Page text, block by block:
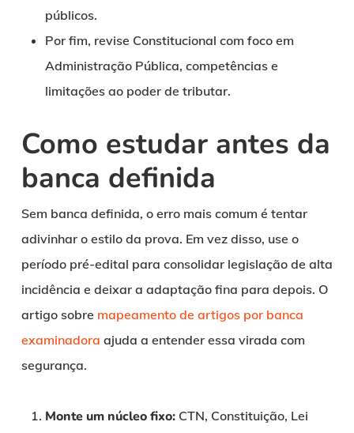
públicos.
Por fim, revise Constitucional com foco em
Administração Pública, competências e
limitações ao poder de tributar.
Como estudar antes da
banca definida
Sem banca definida, o erro mais comum é tentar
adivinhar o estilo da prova. Em vez disso, use o
período pré-edital para consolidar legislação de alta
incidência e deixar a adaptação fina para depois. O
artigo sobre mapeamento de artigos por banca
examinadora ajuda a entender essa virada com
segurança.
Monte um núcleo fixo:CTN, Constituição, Lei